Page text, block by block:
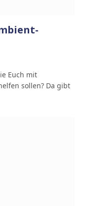
Euch mit
sollen? Da gibt